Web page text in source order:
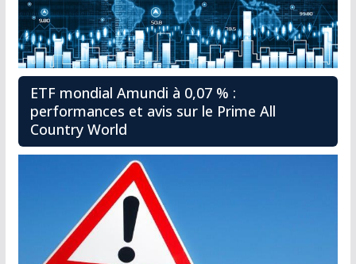
ETF mondial Amundi à 0,07 % :
performances et avis sur le Prime All
Country World